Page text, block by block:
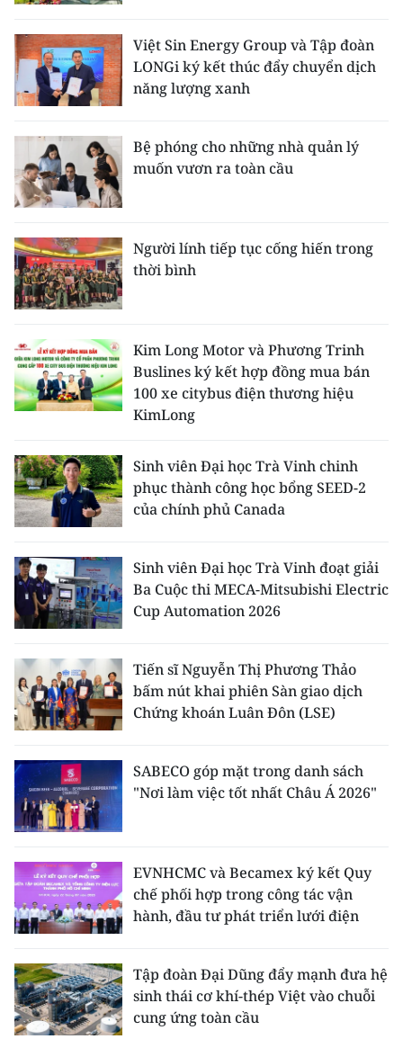
Việt Sin Energy Group và Tập đoàn
LONGi ký kết thúc đẩy chuyển dịch
năng lượng xanh
Bệ phóng cho những nhà quản lý
muốn vươn ra toàn cầu
Người lính tiếp tục cống hiến trong
thời bình
Kim Long Motor và Phương Trinh
Buslines ký kết hợp đồng mua bán
100 xe citybus điện thương hiệu
KimLong
Sinh viên Đại học Trà Vinh chinh
phục thành công học bổng SEED-2
của chính phủ Canada
Sinh viên Đại học Trà Vinh đoạt giải
Ba Cuộc thi MECA-Mitsubishi Electric
Cup Automation 2026
Tiến sĩ Nguyễn Thị Phương Thảo
bấm nút khai phiên Sàn giao dịch
Chứng khoán Luân Đôn (LSE)
SABECO góp mặt trong danh sách
"Nơi làm việc tốt nhất Châu Á 2026"
EVNHCMC và Becamex ký kết Quy
chế phối hợp trong công tác vận
hành, đầu tư phát triển lưới điện
Tập đoàn Đại Dũng đẩy mạnh đưa hệ
sinh thái cơ khí-thép Việt vào chuỗi
cung ứng toàn cầu